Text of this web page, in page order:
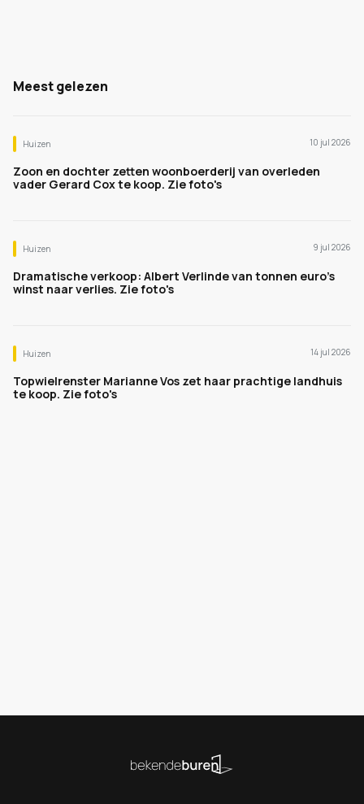
Meest gelezen
Huizen 10 jul 2026
Zoon en dochter zetten woonboerderij van overleden
vader Gerard Cox te koop. Zie foto's
Huizen 9 jul 2026
Dramatische verkoop: Albert Verlinde van tonnen euro's
winst naar verlies. Zie foto's
Huizen 14 jul 2026
Topwielrenster Marianne Vos zet haar prachtige landhuis
te koop. Zie foto's